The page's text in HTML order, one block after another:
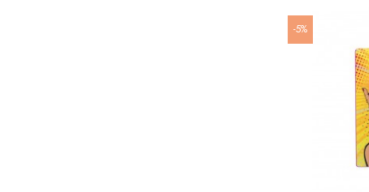
-5%